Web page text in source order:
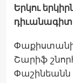
Երկու
Շարիֆ